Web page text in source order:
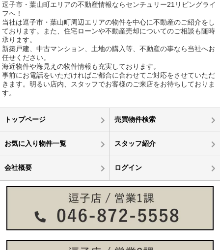
逗子市・葉山町エリアの不動産情報ならセンチュリー21リビングライ
フへ！
当社は逗子市・葉山町周辺エリアの物件を中心に不動産のご紹介をし
ております。また、住宅ローンや不動産売却についてのご相談も随時
承ります。
新築戸建、中古マンション、土地の購入等、不動産の事なら当社へお
任せください。
海近物件や海見えの物件情報も充実しております。
事前にお電話をいただければご都合に合わせてご対応をさせていただ
きます。明るい店内、スタッフでお客様のご来店をお待ちしておりま
す。
トップページ 売買物件検索
お気に入り物件一覧 スタッフ紹介
会社概要 ログイン